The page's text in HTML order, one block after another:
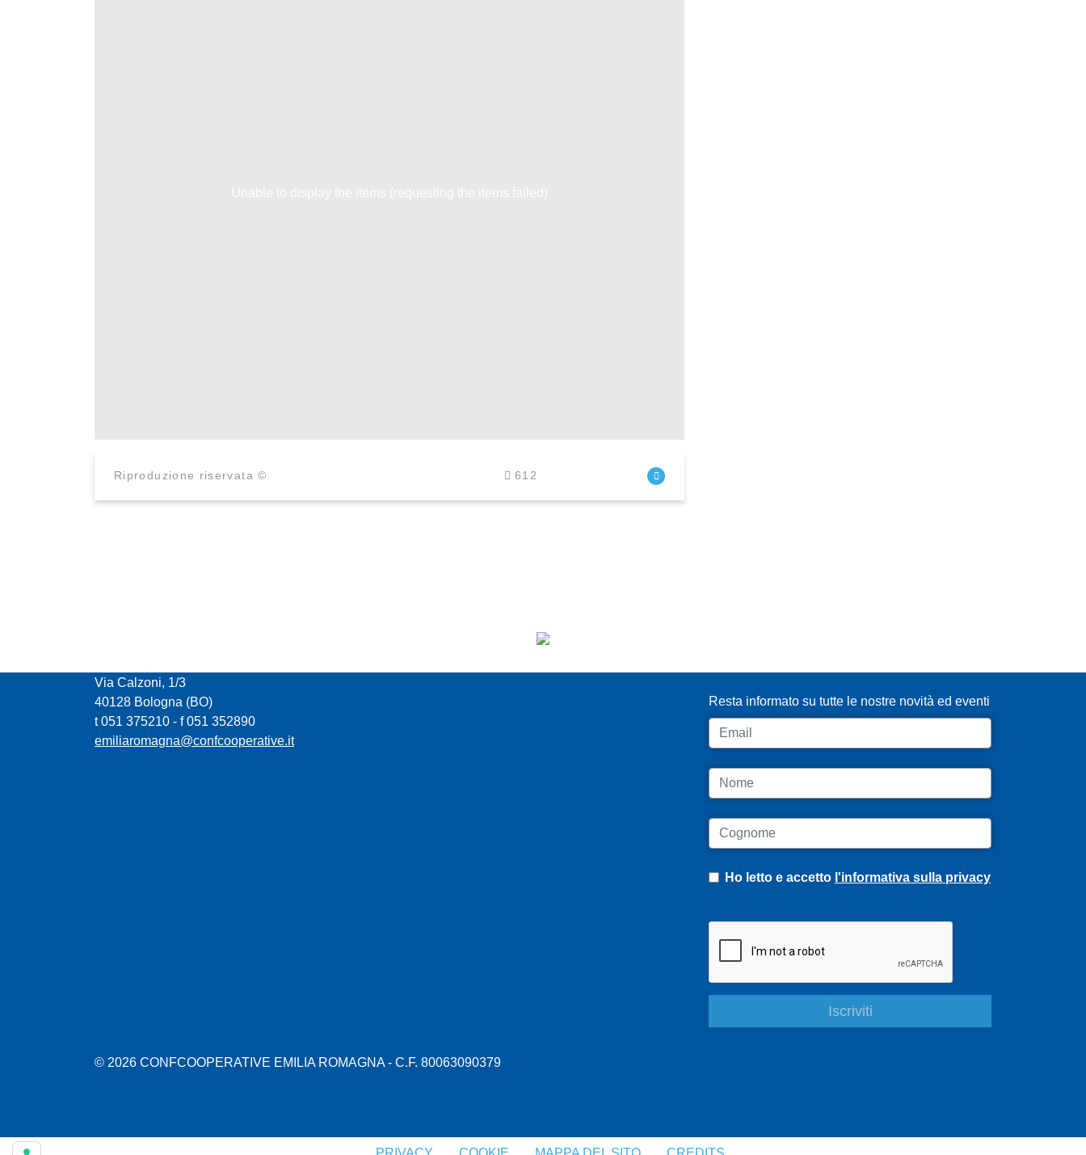
Riproduzione riservata © 612
Resta informato su tutte le nostre novità ed eventi
Email
Nome
Cognome
Ho letto e accetto l'informativa sulla privacy
Via Calzoni, 1/3
40128 Bologna (BO)
t 051 375210 - f 051 352890
emiliaromagna@confcooperative.it
© 2026 CONFCOOPERATIVE EMILIA ROMAGNA - C.F. 80063090379